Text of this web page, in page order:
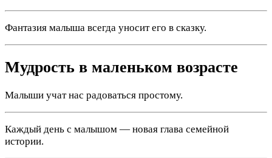
Фантазия малыша всегда уносит его в сказку.
Мудрость в маленьком возрасте
Малыши учат нас радоваться простому.
Каждый день с малышом — новая глава семейной
истории.